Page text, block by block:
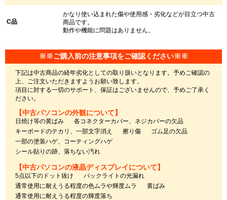
C品
かなり使い込まれた傷や使用感・劣化などが目立つ中古
商品です。
動作や機能に問題はありません。
※※ご購入前の注意事項をご確認ください※※
下記は中古商品の経年劣化としての取り扱いとなります。予めご確認の
上、ご注文いただきますようお願い致します。
項目に対する一切のサポート、保証はございませんので、予めご了承く
ださい。
【中古パソコンの外観について】
日焼け等の黄ばみ
各コネクターカバー、ネジカバーの欠品
キーボードのテカリ、一部文字消え
擦り傷
ゴム足の欠品
一部の塗装ハゲ、コーティングハゲ
シール貼りの跡、落ちない汚れ
【中古パソコンの液晶ディスプレイについて】
5点以下のドット抜け
バックライトの光漏れ
通常使用に耐えうる程度の色ムラや輝度ムラ
黄ばみ
通常使用に耐えうる程度の輝度落ち